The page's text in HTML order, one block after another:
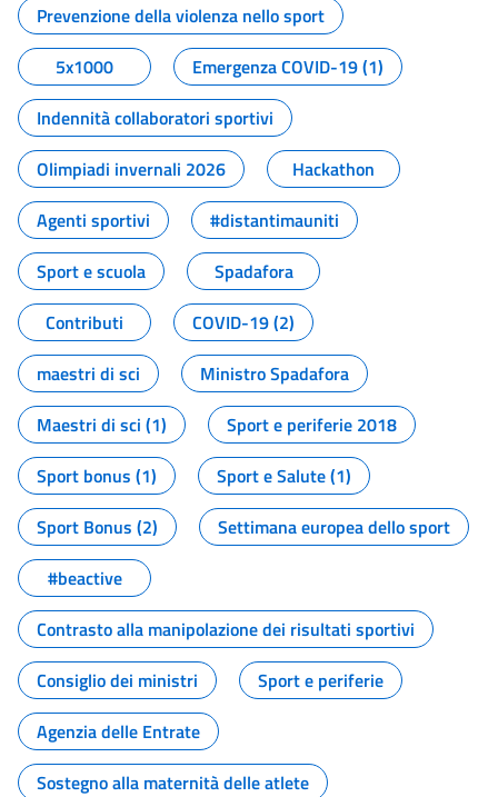
Tutti i contenuti della pagina
Prevenzione della violenza nello sport
5x1000
Emergenza COVID-19 (1)
Indennità collaboratori sportivi
Olimpiadi invernali 2026
Hackathon
Agenti sportivi
#distantimauniti
Sport e scuola
Spadafora
Contributi
COVID-19 (2)
maestri di sci
Ministro Spadafora
Maestri di sci (1)
Sport e periferie 2018
Sport bonus (1)
Sport e Salute (1)
Sport Bonus (2)
Settimana europea dello sport
#beactive
Contrasto alla manipolazione dei risultati sportivi
Consiglio dei ministri
Sport e periferie
Agenzia delle Entrate
Sostegno alla maternità delle atlete